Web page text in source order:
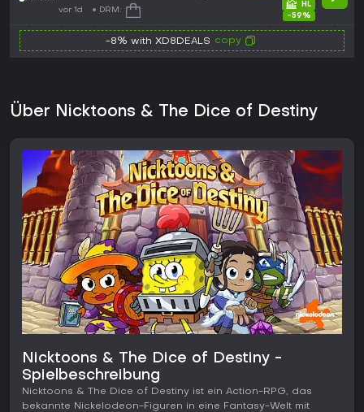
vor 1d DRM:
-59%
-8% with XD8DEALS copy
Über Nicktoons & The Dice of Destiny
Nicktoons & The Dice of Destiny -
Spielbeschreibung
Nicktoons & The Dice of Destiny ist ein Action-RPG, das
bekannte Nickelodeon-Figuren in eine Fantasy-Welt mit